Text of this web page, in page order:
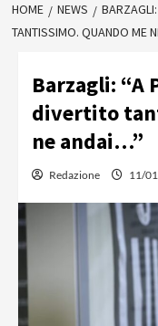
HOME NEWS
TANTISSIMO. QUANDO ME
Barzagli: “A
divertito
ne andai…”
Redazione 11/